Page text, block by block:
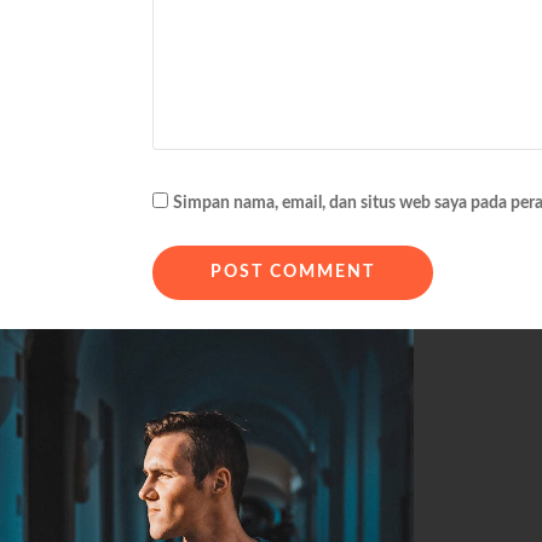
Simpan nama, email, dan situs web saya pada